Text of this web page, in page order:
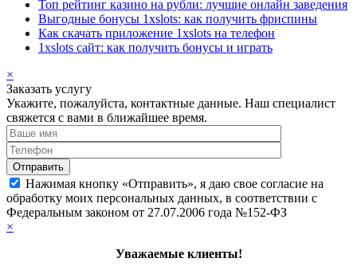
Топ рейтинг казино на рубли: лучшие онлайн заведения
Выгодные бонусы 1xslots: как получить фриспины
Как скачать приложение 1xslots на телефон
1xslots сайт: как получить бонусы и играть
×
Заказать услугу
Укажите, пожалуйста, контактные данные. Наш специалист
свяжется с вами в ближайшее время.
Нажимая кнопку «Отправить», я даю свое согласие на
обработку моих персональных данных, в соответствии с
Федеральным законом от 27.07.2006 года №152-ФЗ
×
Уважаемые клиенты!